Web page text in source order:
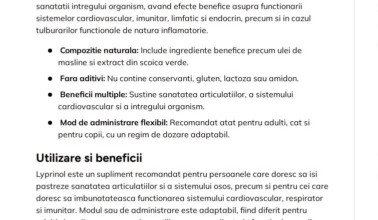
sanatatii intregului organism, avand efecte benefice asupra functionarii
sistemelor cardiovascular, imunitar, limfatic si endocrin, precum si in cazul
tulburarilor functionale de natura inflamatorie.
Compozitie naturala: Include ingrediente benefice precum ulei de
masline si extract din scoica verde.
Fara aditivi: Nu contine conservanti, gluten, lactoza sau amidon.
Beneficii multiple: Sustine sanatatea articulatiilor, a sistemului
cardiovascular si a intregului organism.
Mod de administrare flexibil: Recomandat atat pentru adulti, cat si
pentru copii, cu un regim de dozare adaptabil.
Utilizare si beneficii
Lyprinol este un supliment recomandat pentru persoanele care doresc sa isi
pastreze sanatatea articulatiilor si a sistemului osos, precum si pentru cei care
doresc sa imbunatateasca functionarea sistemului cardiovascular, respirator
si imunitar. Modul sau de administrare este adaptabil, fiind diferit pentru